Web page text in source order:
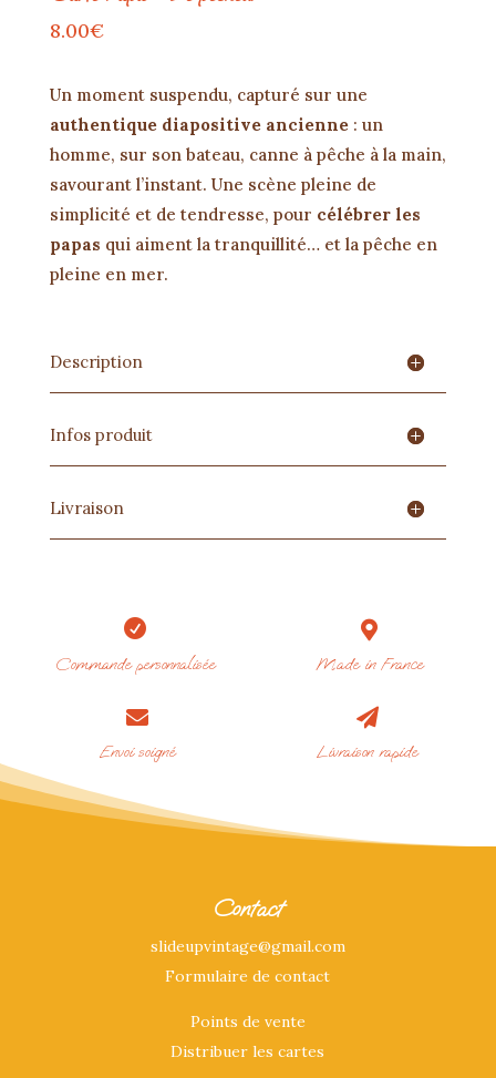
8.00€
Un moment suspendu, capturé sur une
authentique diapositive ancienne: un
homme, sur son bateau, canne à pêche à la main,
savourant l’instant. Une scène pleine de
simplicité et de tendresse, pour célébrer les
papas qui aiment la tranquillité… et la pêche en
pleine en mer.
Description
Infos produit
Livraison

Commande personnalisée

Made in France

Envoi soigné

Livraison rapide
Contact
slideupvintage@gmail.com
Formulaire de contact
Points de vente
Distribuer les cartes